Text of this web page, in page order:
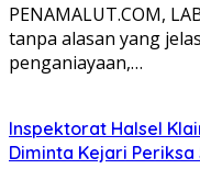
PENAMALUT.COM,
tanpa alasan yang
penganiayaan,…
Inspektorat Halsel
Diminta Kejari Periksa